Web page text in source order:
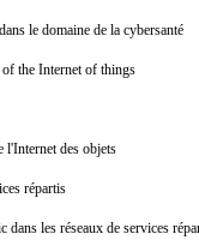
le domaine de la cybersanté
the Internet of things
l'Internet des objets
répartis
dans les réseaux de services